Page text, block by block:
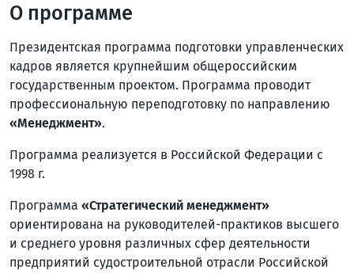
О программе
Президентская программа подготовки управленческих
кадров является крупнейшим общероссийским
государственным проектом. Программа проводит
профессиональную переподготовку по направлению
«Менеджмент».
Программа реализуется в Российской Федерации с
1998 г.
Программа «Стратегический менеджмент»
ориентирована на руководителей-практиков высшего
и среднего уровня различных сфер деятельности
предприятий судостроительной отрасли Российской